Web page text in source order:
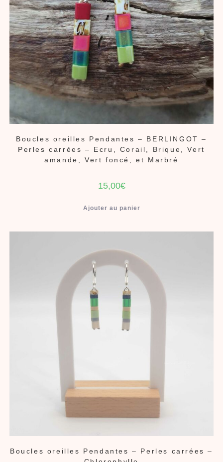
Boucles oreilles Pendantes – BERLINGOT –
Perles carrées – Ecru, Corail, Brique, Vert
amande, Vert foncé, et Marbré
15,00€
Ajouter au panier
Boucles oreilles Pendantes – Perles carrées –